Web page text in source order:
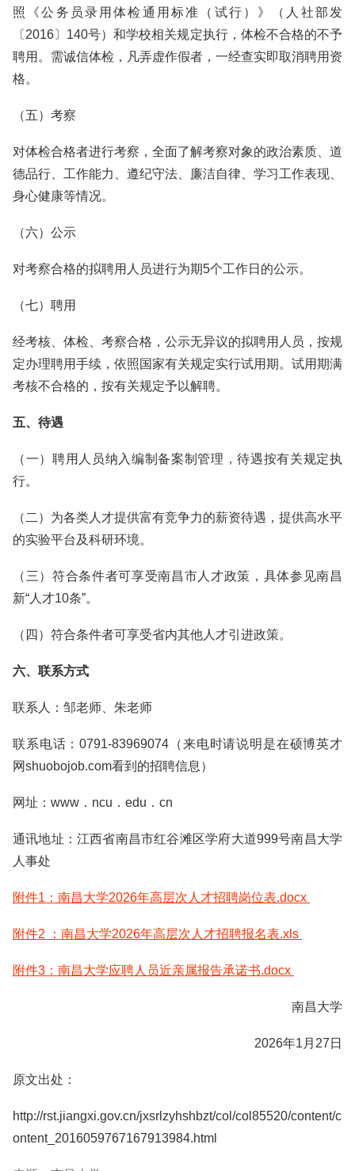
照《公务员录用体检通用标准（试行）》（人社部发
〔2016〕140号）和学校相关规定执行，体检不合格的不予
聘用。需诚信体检，凡弄虚作假者，一经查实即取消聘用资
格。
（五）考察
对体检合格者进行考察，全面了解考察对象的政治素质、道
德品行、工作能力、遵纪守法、廉洁自律、学习工作表现、
身心健康等情况。
（六）公示
对考察合格的拟聘用人员进行为期5个工作日的公示。
（七）聘用
经考核、体检、考察合格，公示无异议的拟聘用人员，按规
定办理聘用手续，依照国家有关规定实行试用期。试用期满
考核不合格的，按有关规定予以解聘。
五、待遇
（一）聘用人员纳入编制备案制管理，待遇按有关规定执
行。
（二）为各类人才提供富有竞争力的薪资待遇，提供高水平
的实验平台及科研环境。
（三）符合条件者可享受南昌市人才政策，具体参见南昌
新“人才10条”。
（四）符合条件者可享受省内其他人才引进政策。
六、联系方式
联系人：邹老师、朱老师
联系电话：0791-83969074（来电时请说明是在硕博英才
网shuobojob.com看到的招聘信息）
网址：www．ncu．edu．cn
通讯地址：江西省南昌市红谷滩区学府大道999号南昌大学
人事处
附件1：南昌大学2026年高层次人才招聘岗位表.docx
附件2 ：南昌大学2026年高层次人才招聘报名表.xls
附件3：南昌大学应聘人员近亲属报告承诺书.docx
南昌大学
2026年1月27日
原文出处：
http://rst.jiangxi.gov.cn/jxsrlzyhshbzt/col/col85520/content/c
ontent_2016059767167913984.html